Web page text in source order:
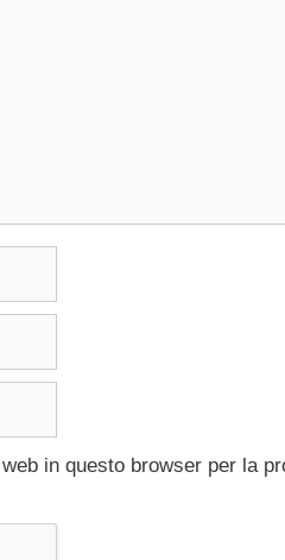
in questo browser per la